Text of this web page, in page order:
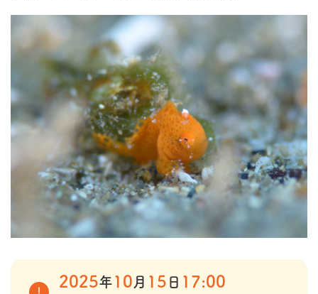
2025年 10 月 15 日 17:00